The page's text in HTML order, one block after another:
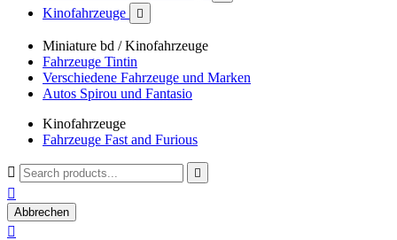
Kinofahrzeuge 
Miniature bd / Kinofahrzeuge
Fahrzeuge Tintin
Verschiedene Fahrzeuge und Marken
Autos Spirou und Fantasio
Kinofahrzeuge
Fahrzeuge Fast and Furious
 

Abbrechen
